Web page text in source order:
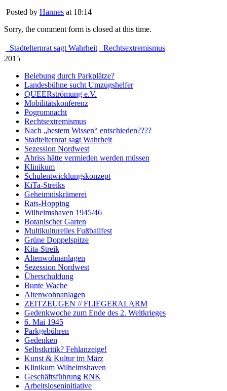
Posted by Hannes at 18:14
Sorry, the comment form is closed at this time.
Stadtelternrat sagt Wahrheit
Rechtsextremismus
2015
Belebung durch Parkplätze?
Landesbühne sucht Umzugshelfer
QUEERströmung e.V.
Mobilitätskonferenz
Pogromnacht
Rechtsextremismus
Nach „bestem Wissen“ entschieden????
Stadtelternrat sagt Wahrheit
Sezession Nordwest
Abriss hätte vermieden werden müssen
Klinikum
Schulentwicklungskonzept
KiTa-Streiks
Geheimniskrämerei
Rats-Hopping
Wilhelmshaven 1945/46
Botanischer Garten
Multikulturelles Fußballfest
Grüne Doppelspitze
Kita-Streik
Altenwohnanlagen
Sezession Nordwest
Überschuldung
Bunte Wache
Altenwohnanlagen
ZEITZEUGEN // FLIEGERALARM
Gedenkwoche zum Ende des 2. Weltkrieges
6. Mai 1945
Parkgebühren
Gedenken
Selbstkritik? Fehlanzeige!
Kunst & Kultur im März
Klinikum Wilhelmshaven
Geschäftsführung RNK
Arbeitsloseninitiative